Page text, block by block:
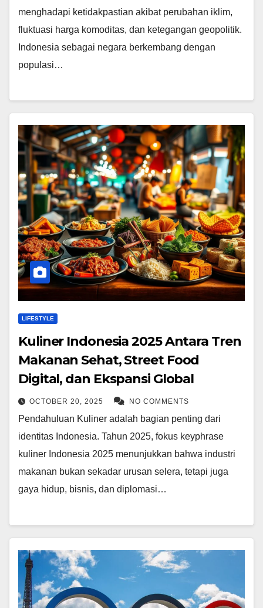
menghadapi ketidakpastian akibat perubahan iklim,
fluktuasi harga komoditas, dan ketegangan geopolitik.
Indonesia sebagai negara berkembang dengan
populasi…
LIFESTYLE
Kuliner Indonesia 2025 Antara Tren
Makanan Sehat, Street Food
Digital, dan Ekspansi Global
OCTOBER 20, 2025 NO COMMENTS
Pendahuluan Kuliner adalah bagian penting dari
identitas Indonesia. Tahun 2025, fokus keyphrase
kuliner Indonesia 2025 menunjukkan bahwa industri
makanan bukan sekadar urusan selera, tetapi juga
gaya hidup, bisnis, dan diplomasi…